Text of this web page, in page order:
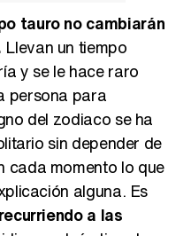
tauro no cambiarán
Llevan un tiempo
y se le hace raro
persona para
del zodiaco se ha
sin depender de
cada momento lo que
alguna. Es
a las